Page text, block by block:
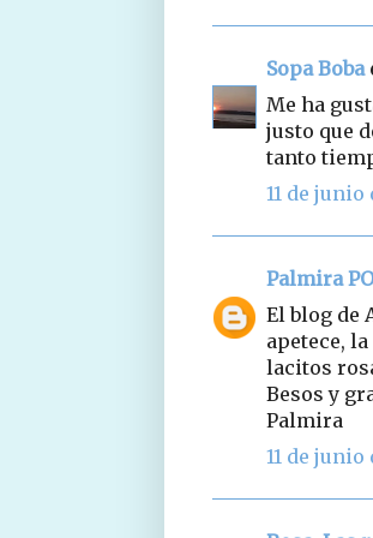
Sopa Boba
Me ha
justo que
tanto
11 de junio
Palmira
El blog de
apetece,
lacitos
Besos y
Palmira
11 de junio